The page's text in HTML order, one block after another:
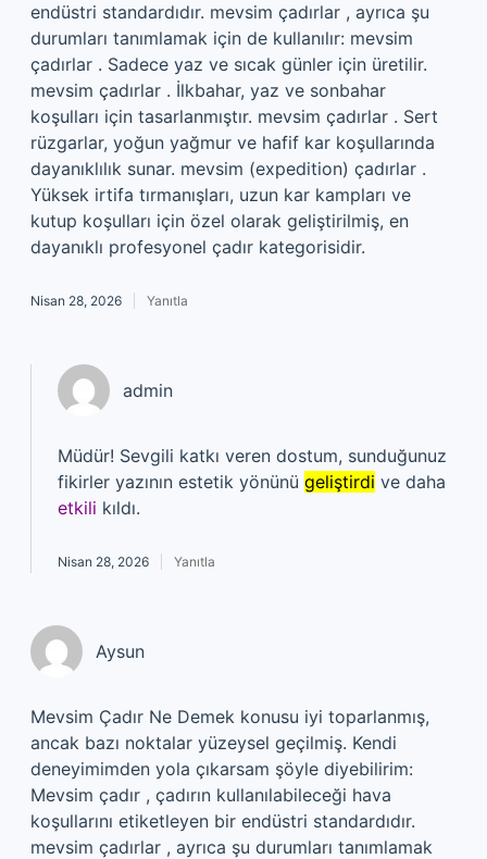
endüstri standardıdır. mevsim çadırlar , ayrıca şu
durumları tanımlamak için de kullanılır: mevsim
çadırlar . Sadece yaz ve sıcak günler için üretilir.
mevsim çadırlar . İlkbahar, yaz ve sonbahar
koşulları için tasarlanmıştır. mevsim çadırlar . Sert
rüzgarlar, yoğun yağmur ve hafif kar koşullarında
dayanıklılık sunar. mevsim (expedition) çadırlar .
Yüksek irtifa tırmanışları, uzun kar kampları ve
kutup koşulları için özel olarak geliştirilmiş, en
dayanıklı profesyonel çadır kategorisidir.
Nisan 28, 2026 Yanıtla
admin
Müdür! Sevgili katkı veren dostum, sunduğunuz
fikirler yazının estetik yönünü geliştirdi ve daha
etkili kıldı.
Nisan 28, 2026 Yanıtla
Aysun
Mevsim Çadır Ne Demek konusu iyi toparlanmış,
ancak bazı noktalar yüzeysel geçilmiş. Kendi
deneyimimden yola çıkarsam şöyle diyebilirim:
Mevsim çadır , çadırın kullanılabileceği hava
koşullarını etiketleyen bir endüstri standardıdır.
mevsim çadırlar , ayrıca şu durumları tanımlamak